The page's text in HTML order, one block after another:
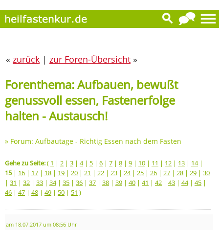
« zurück | zur Foren-Übersicht »
Forenthema: Aufbauen, bewußt
genussvoll essen, Fastenerfolge
halten - Austausch!
» Forum: Aufbautage - Richtig Essen nach dem Fasten
Gehe zu Seite:( 1 | 2 | 3 | 4| 5 | 6 | 7 | 8 | 9 | 10 | 11 | 12 | 13 | 14|
15| 16 | 17 | 18 | 19 | 20 | 21 | 22 | 23 | 24| 25 | 26 | 27 | 28 | 29 | 30
| 31 | 32 | 33 | 34| 35 | 36 | 37 | 38 | 39 | 40 | 41 | 42 | 43 | 44| 45 |
46 | 47 | 48 | 49 | 50 | 51 )
am 18.07.2017 um 08:56 Uhr